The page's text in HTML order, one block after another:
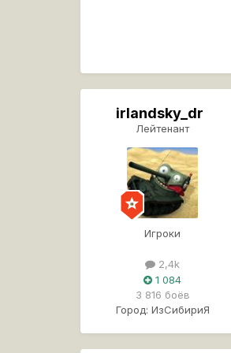
irlandsky_dr
Лейтенант
Игроки
2,4k
1 084
3 816 боёв
Город: ИзСибириЯ